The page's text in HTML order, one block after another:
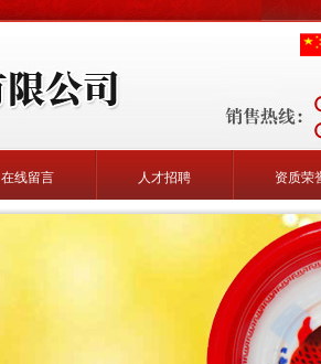
在线留言 人才招聘 资质荣